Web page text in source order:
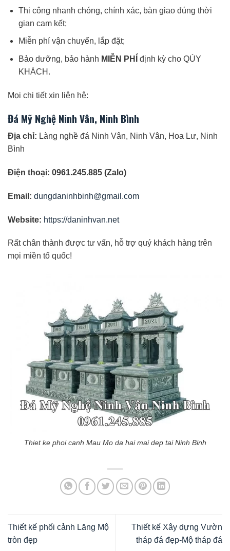
Thi công nhanh chóng, chính xác, bàn giao đúng thời
gian cam kết;
Miễn phí vận chuyển, lắp đặt;
Bảo dưỡng, bảo hành MIỄN PHÍ
định kỳ cho QÚY
KHÁCH.
Mọi chi tiết xin liên hệ:
Đá Mỹ Nghệ Ninh Vân, Ninh Bình
Địa chỉ: Làng nghề đá Ninh Vân, Ninh Vân, Hoa Lư, Ninh
Bình
Điện thoại: 0961.245.885 (Zalo)
Email: dungdaninhbinh@gmail.com
Website: https://daninhvan.net
Rất chân thành được tư vấn, hỗ trợ quý khách hàng trên
mọi miền tổ quốc!
Thiet ke phoi canh Mau Mo da hai mai dep tai Ninh Binh
Thiết kế phối cảnh Lăng Mộ
tròn đẹp
Thiết kế Xây dựng Vườn
tháp đá đẹp-Mộ tháp đá